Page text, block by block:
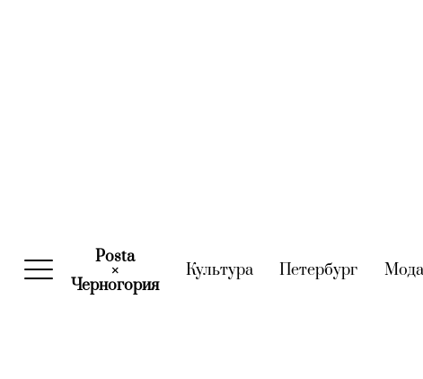
Posta
×
Черногория(current)
Культура(current)
Петербург (current)
Мода